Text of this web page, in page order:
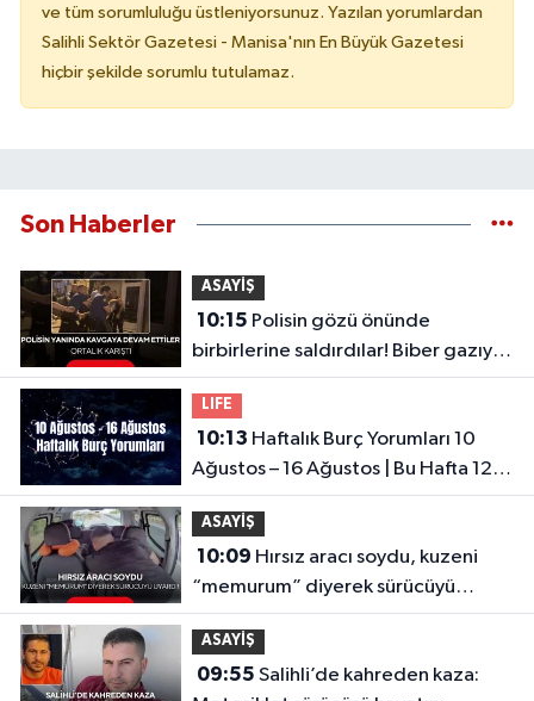
ve tüm sorumluluğu üstleniyorsunuz. Yazılan yorumlardan
Salihli Sektör Gazetesi - Manisa'nın En Büyük Gazetesi
hiçbir şekilde sorumlu tutulamaz.
Son Haberler
ASAYİŞ
10:15
birbirlerine saldırdılar! Biber gazıyla
etkisiz hale getirildiler...
LIFE
10:13
Ağustos – 16 Ağustos | Bu Hafta 12
Burcu Neler Bekliyor?
ASAYİŞ
10:09
“memurum” diyerek sürücüyü
uyardı! Pes dedirten plan
ASAYİŞ
09:55